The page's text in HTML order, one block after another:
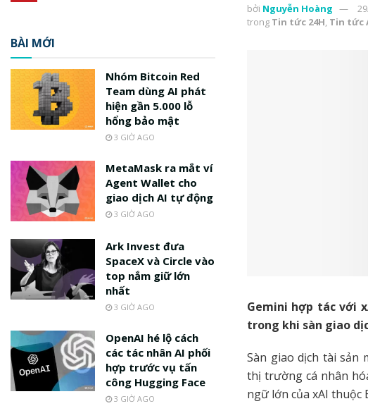
bởi Nguyễn Hoàng
trong Tin tức 24H, Tin tức
Gemini hợp tác với
trong khi sàn giao
Sàn giao dịch tài sản
thị trường cá nhân
ngữ lớn của xAI thuộc
BÀI MỚI
Nhóm Bitcoin Red
Team dùng AI phát
hiện gần 5.000 lỗ
hổng bảo mật
3 GIỜ AGO
MetaMask ra mắt ví
Agent Wallet cho
giao dịch AI tự động
3 GIỜ AGO
Ark Invest đưa
SpaceX và Circle vào
top nắm giữ lớn
nhất
3 GIỜ AGO
OpenAI hé lộ cách
các tác nhân AI phối
hợp trước vụ tấn
công Hugging Face
3 GIỜ AGO